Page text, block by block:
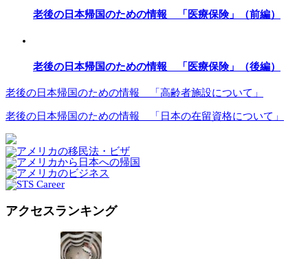
老後の日本帰国のための情報 「医療保険」（前編）
老後の日本帰国のための情報 「医療保険」（後編）
老後の日本帰国のための情報 「高齢者施設について」
老後の日本帰国のための情報 「日本の在留資格について」
アクセスランキング